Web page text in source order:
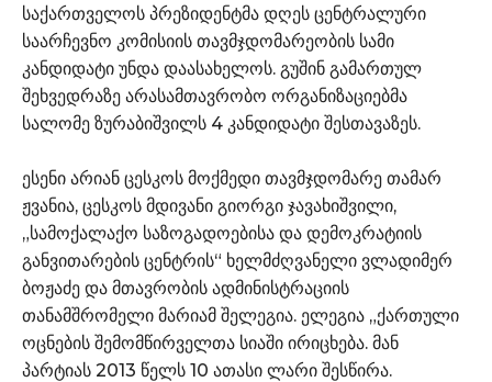
საქართველოს პრეზიდენტმა დღეს ცენტრალური
საარჩევნო კომისიის თავმჯდომარეობის სამი
კანდიდატი უნდა დაასახელოს. გუშინ გამართულ
შეხვედრაზე არასამთავრობო ორგანიზაციებმა
სალომე ზურაბიშვილს 4 კანდიდატი შესთავაზეს.
ესენი არიან ცესკოს მოქმედი თავმჯდომარე თამარ
ჟვანია, ცესკოს მდივანი გიორგი ჯავახიშვილი,
„სამოქალაქო საზოგადოებისა და დემოკრატიის
განვითარების ცენტრის“ ხელმძღვანელი ვლადიმერ
ბოჟაძე და მთავრობის ადმინისტრაციის
თანამშრომელი მარიამ შელეგია. ელეგია „ქართული
ოცნების შემომწირველთა სიაში ირიცხება. მან
პარტიას 2013 წელს 10 ათასი ლარი შესწირა.